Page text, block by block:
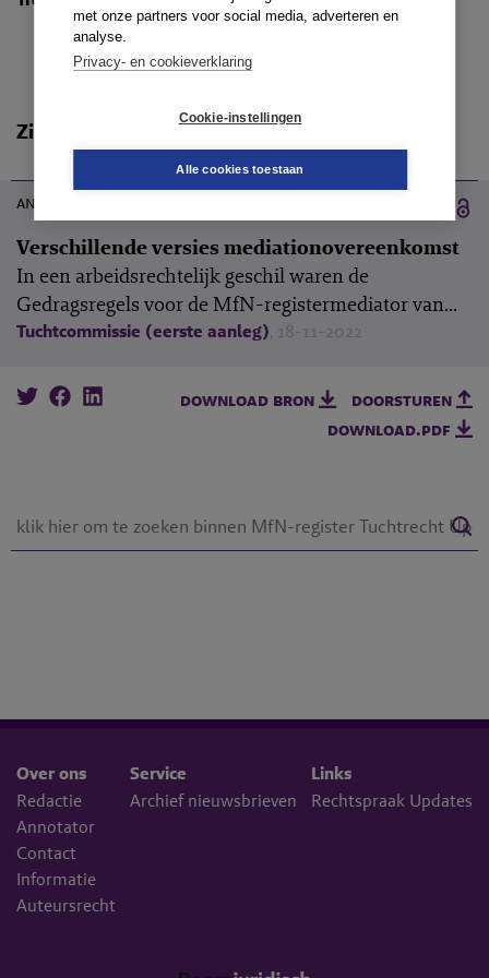
met onze partners voor social media, adverteren en
analyse.
Privacy- en cookieverklaring
Cookie-instellingen
Alle cookies toestaan
Zie ook
annotatie
Verschillende versies mediationovereenkomst
In een arbeidsrechtelijk geschil waren de
Gedragsregels voor de MfN-registermediator van...
Tuchtcommissie (eerste aanleg), 18-11-2022
download bron
doorsturen
download.pdf
Over ons
Redactie
Annotator
Contact
Informatie
Auteursrecht
Service
Archief nieuwsbrieven
Links
Rechtspraak Updates